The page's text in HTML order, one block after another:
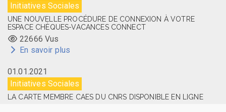
Initiatives Sociales
UNE NOUVELLE PROCÉDURE DE CONNEXION À VOTRE
ESPACE CHÈQUES-VACANCES CONNECT
22666 Vus
En savoir plus
01.01.2021
Initiatives Sociales
LA CARTE MEMBRE CAES DU CNRS DISPONIBLE EN LIGNE